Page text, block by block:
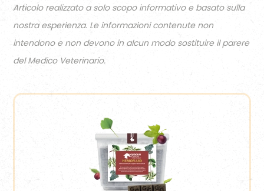
Articolo realizzato a solo scopo informativo e basato sulla
nostra esperienza. Le informazioni contenute non
intendono e non devono in alcun modo sostituire il parere
del Medico Veterinario.